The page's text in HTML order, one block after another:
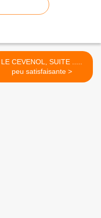
LE CEVENOL, SUITE .....
peu satisfaisante >